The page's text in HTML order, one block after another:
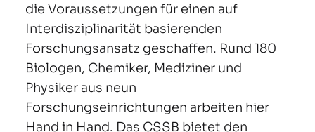
die Voraussetzungen für einen auf
Interdisziplinarität basierenden
Forschungsansatz geschaffen. Rund 180
Biologen, Chemiker, Mediziner und
Physiker aus neun
Forschungseinrichtungen arbeiten hier
Hand in Hand. Das CSSB bietet den